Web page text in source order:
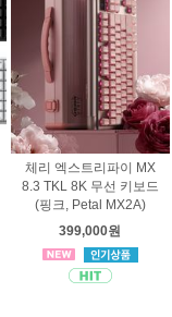
체리 엑스트리파이 MX
8.3 TKL 8K 무선 키보드
(핑크, Petal MX2A)
399,000원